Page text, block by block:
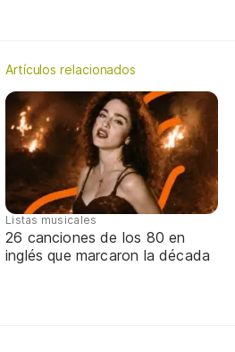
Artículos relacionados
Listas musicales
26 canciones de los 80 en
inglés que marcaron la década